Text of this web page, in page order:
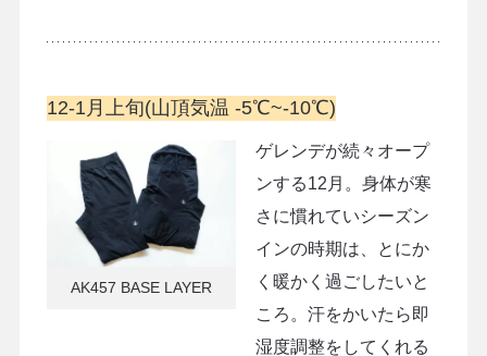
12-1月上旬(山頂気温 -5℃~-10℃)
AK457 BASE LAYER
ゲレンデが続々オープ
ンする12月。身体が寒
さに慣れていシーズン
インの時期は、とにか
く暖かく過ごしたいと
ころ。汗をかいたら即
湿度調整をしてくれる